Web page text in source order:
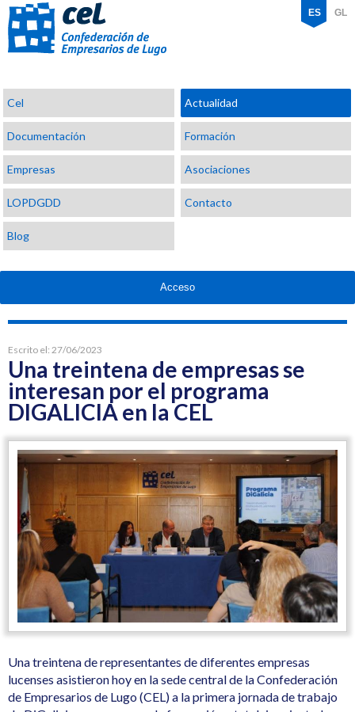
Confederación
de
Empresarios
de
Lugo
ES GL
Cel Actualidad
Documentación Formación
Empresas Asociaciones
LOPDGDD Contacto
Blog
Acceso
Escrito el: 27/06/2023
Una treintena de empresas se
interesan por el programa
DIGALICIA en la CEL
Una treintena de representantes de diferentes empresas
lucenses asistieron hoy en la sede central de la Confederación
de Empresarios de Lugo (CEL) a la primera jornada de trabajo